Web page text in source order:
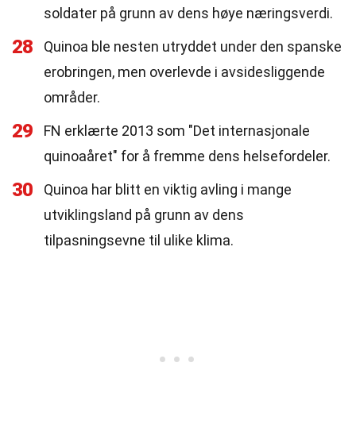
soldater på grunn av dens høye næringsverdi.
28
Quinoa ble nesten utryddet under den spanske
erobringen, men overlevde i avsidesliggende
områder.
29
FN erklærte 2013 som "Det internasjonale
quinoaåret" for å fremme dens helsefordeler.
30
Quinoa har blitt en viktig avling i mange
utviklingsland på grunn av dens
tilpasningsevne til ulike klima.